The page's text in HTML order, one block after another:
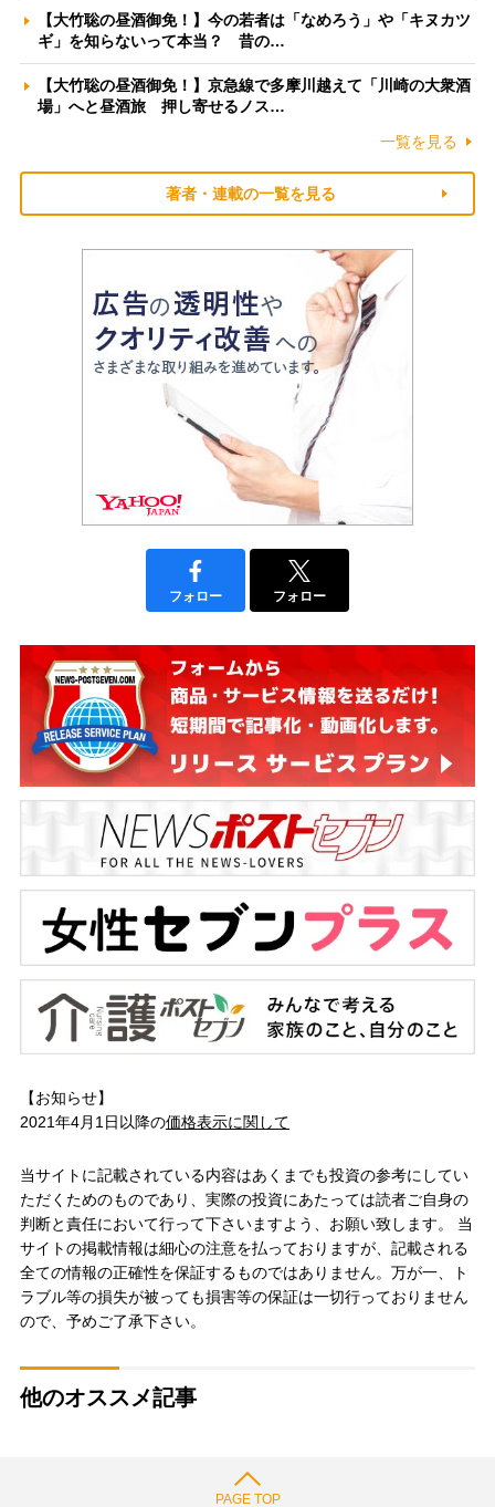
【大竹聡の昼酒御免！】今の若者は「なめろう」や「キヌカツ
ギ」を知らないって本当？ 昔の…
【大竹聡の昼酒御免！】京急線で多摩川越えて「川崎の大衆酒
場」へと昼酒旅 押し寄せるノス…
一覧を見る
著者・連載の一覧を見る
フォロー フォロー
【お知らせ】
2021年4月1日以降の価格表示に関して
当サイトに記載されている内容はあくまでも投資の参考にしてい
ただくためのものであり、実際の投資にあたっては読者ご自身の
判断と責任において行って下さいますよう、お願い致します。 当
サイトの掲載情報は細心の注意を払っておりますが、記載される
全ての情報の正確性を保証するものではありません。万が一、ト
ラブル等の損失が被っても損害等の保証は一切行っておりません
ので、予めご了承下さい。
他のオススメ記事
PAGE TOP